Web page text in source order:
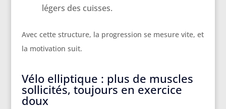
légers des cuisses.
Avec cette structure, la progression se mesure vite, et
la motivation suit.
Vélo elliptique : plus de muscles
sollicités, toujours en exercice
doux